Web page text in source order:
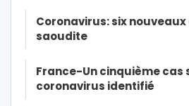
Coronavirus: six
saoudite
France-Un cinquième cas
coronavirus identifié